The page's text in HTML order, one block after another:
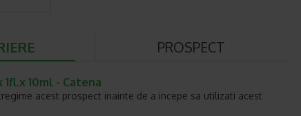
PROSPECT
10ml - Catena
acest prospect inainte de a incepe sa utilizati acest